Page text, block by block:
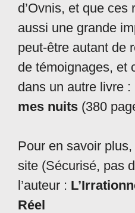
d’Ovnis, et que ces
aussi une grande
peut-être autant de
de témoignages, et
dans un autre livre :
mes nuits (380
Pour en savoir
site (Sécurisé, pas
l’auteur :
Réel